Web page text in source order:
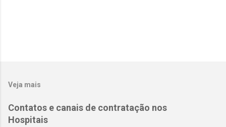
Veja mais
Contatos e canais de contratação nos
Hospitais